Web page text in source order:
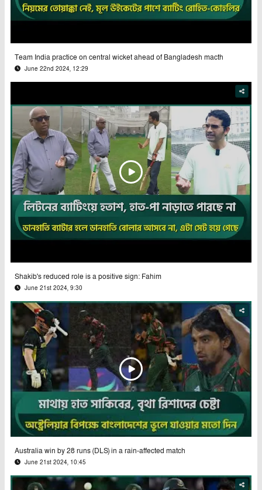
Team India practice on central wicket ahead of Bangladesh macth
June 22nd 2024, 12:29
Shakib's reduced role is a positive sign: Fahim
June 21st 2024, 9:30
Australia win by 28 runs (DLS) in a rain-affected match
June 21st 2024, 10:45